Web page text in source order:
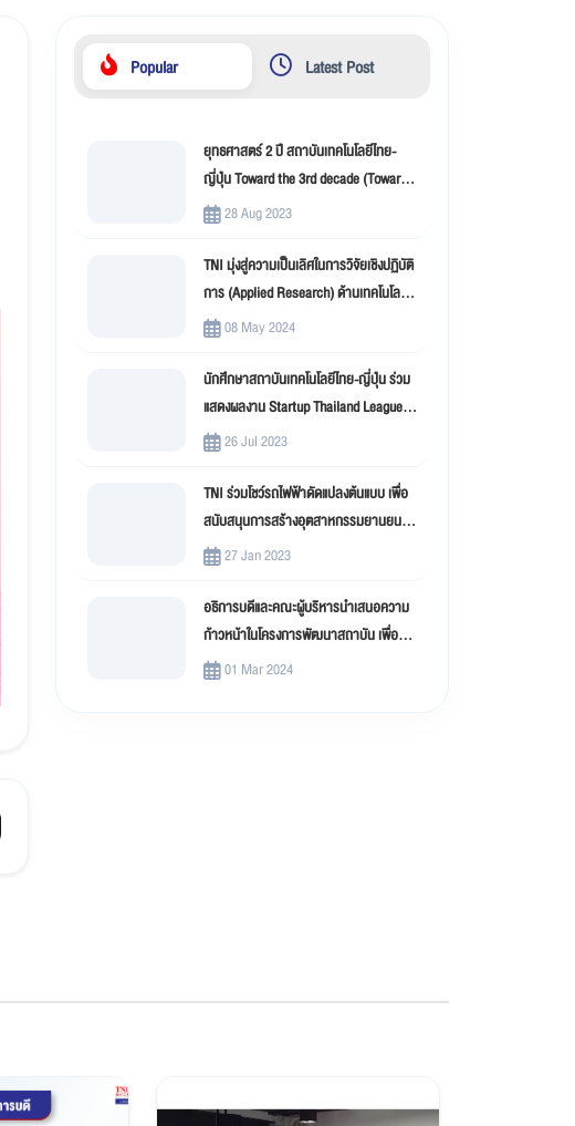
Popular Latest Post
ยุทธศาสตร์ 2 ปี สถาบันเทคโนโลยีไทย-
ญี่ปุ่น Toward the 3rd decade (Toward
New Innovation –TNI)
28 Aug 2023
TNI มุ่งสู่ความเป็นเลิศในการวิจัยเชิงปฏิบัติ
การ (Applied Research) ด้านเทคโนโลยี
สารสนเทศ
08 May 2024
นักศึกษาสถาบันเทคโนโลยีไทย-ญี่ปุ่น ร่วม
แสดงผลงาน Startup Thailand League
202326 Jul 2023
TNI ร่วมโชว์รถไฟฟ้าดัดแปลงต้นแบบ เพื่อ
สนับสนุนการสร้างอุตสาหกรรมยานยนต์
ไฟฟ้าดัดแปลง (EV Conversion)
27 Jan 2023
อธิการบดีและคณะผู้บริหารนำเสนอความ
ก้าวหน้าในโครงการพัฒนาสถาบัน เพื่อขับ
เคลื่อน สถาบันเทคโนโลยีไทย-ญี่ปุ่น (TNI)
01 Mar 2024